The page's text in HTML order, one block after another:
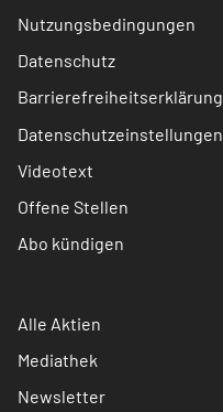
Nutzungsbedingungen
Datenschutz
Barrierefreiheitserklärung
Datenschutzeinstellungen
Videotext
Offene Stellen
Abo kündigen
Alle Aktien
Mediathek
Newsletter